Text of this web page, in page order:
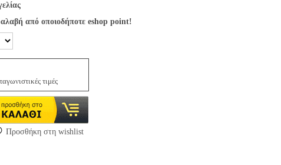
από οποιοδήποτε eshop point!
τιμές
Προσθήκη στη wishlist